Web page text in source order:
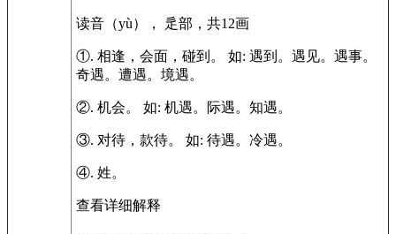
读音（yù）， 辵部，共12画
①. 相逢，会面，碰到。 如: 遇到。遇见。遇事。
奇遇。遭遇。境遇。
②. 机会。 如: 机遇。际遇。知遇。
③. 对待，款待。 如: 待遇。冷遇。
④. 姓。
查看详细解释